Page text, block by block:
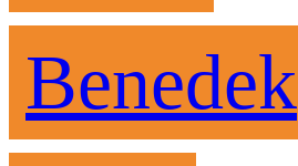
Benedek